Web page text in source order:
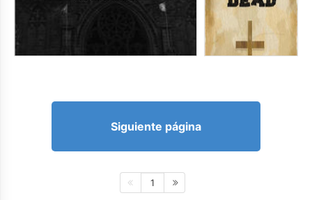
Siguiente página
1